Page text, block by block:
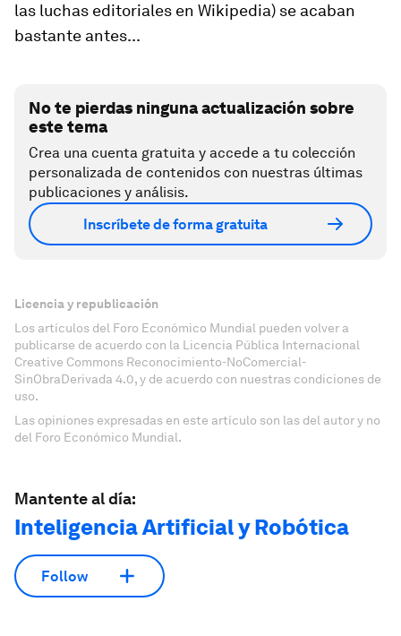
las luchas editoriales en Wikipedia) se acaban
bastante antes...
No te pierdas ninguna actualización sobre
este tema
Crea una cuenta gratuita y accede a tu colección
personalizada de contenidos con nuestras últimas
publicaciones y análisis.
Inscríbete de forma gratuita
Licencia y republicación
Los artículos del Foro Económico Mundial pueden volver a
publicarse de acuerdo con la Licencia Pública Internacional
Creative Commons Reconocimiento-NoComercial-
SinObraDerivada 4.0, y de acuerdo con nuestras condiciones de
uso.
Las opiniones expresadas en este artículo son las del autor y no
del Foro Económico Mundial.
Mantente al día:
Inteligencia Artificial y Robótica
Follow